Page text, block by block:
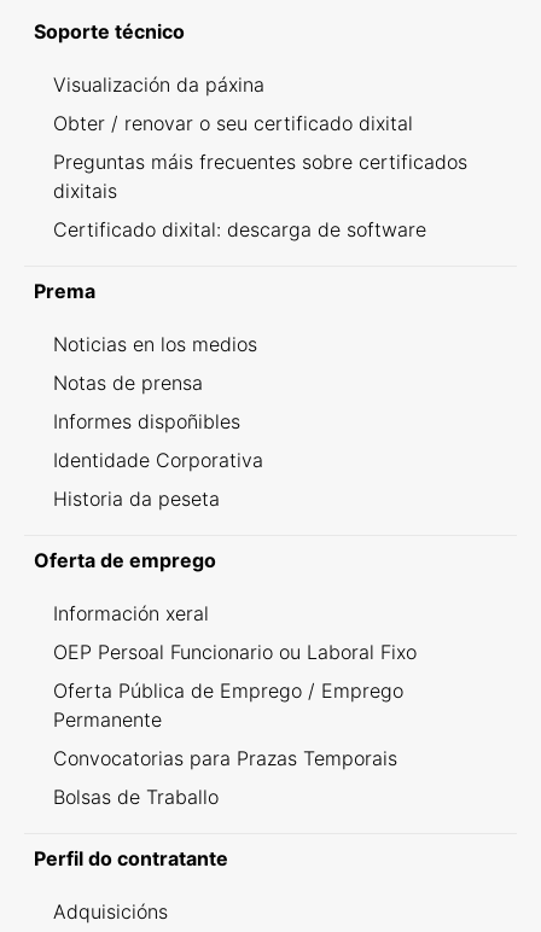
Soporte técnico
Visualización da páxina
Obter / renovar o seu certificado dixital
Preguntas máis frecuentes sobre certificados
dixitais
Certificado dixital: descarga de software
Prema
Noticias en los medios
Notas de prensa
Informes dispoñibles
Identidade Corporativa
Historia da peseta
Oferta de emprego
Información xeral
OEP Persoal Funcionario ou Laboral Fixo
Oferta Pública de Emprego / Emprego
Permanente
Convocatorias para Prazas Temporais
Bolsas de Traballo
Perfil do contratante
Adquisicións